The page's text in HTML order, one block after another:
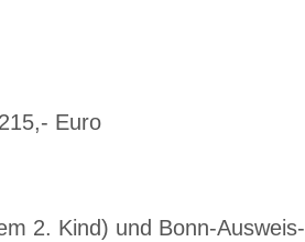
Euro
2. Kind) und Bonn-